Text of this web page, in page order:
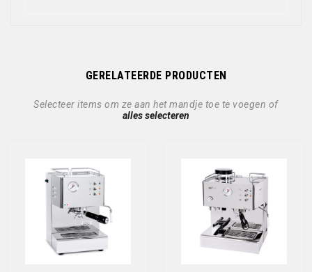
GERELATEERDE PRODUCTEN
Selecteer items om ze aan het mandje toe te voegen of
alles selecteren